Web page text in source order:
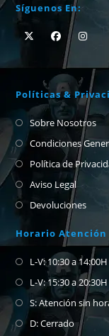
Síguenos En:
Políticas &
Sobre Nosotros
Condiciones
Política de
Aviso Legal
Devoluciones
Horario Atención
L-V: 10:30 a 14:00H
L-V: 15:30 a 20:30H
S: Atención sin
D: Cerrado